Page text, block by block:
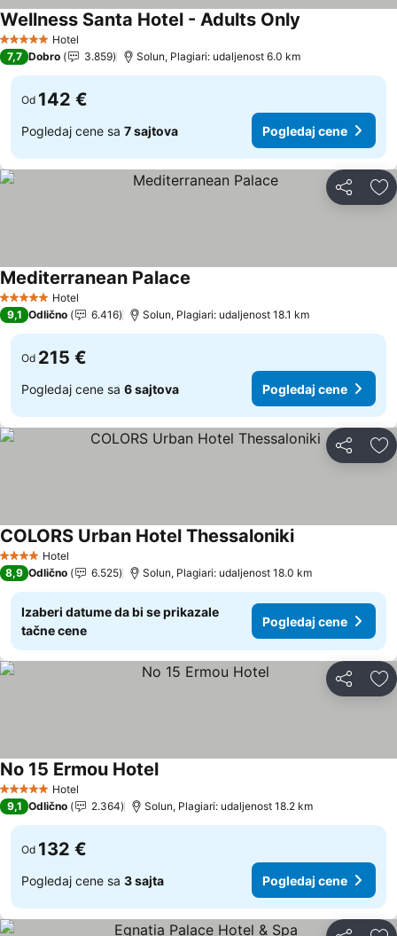
5 ZvezdiceHotel
Wellness Santa Hotel - Adults Only
7,7 Dobro 3.859 Solun, Plagiari: udaljenost 6.0 km
Od 142 €
Pogledaj cene sa 7 sajtova Pogledaj cene
Deli
5 ZvezdiceHotel
Mediterranean Palace
9,1 Odlično 6.416 Solun, Plagiari: udaljenost 18.1 km
Od 215 €
Pogledaj cene sa 6 sajtova Pogledaj cene
Deli
4 ZvezdiceHotel
COLORS Urban Hotel Thessaloniki
8,9 Odlično 6.525 Solun, Plagiari: udaljenost 18.0 km
Izaberi datume da bi se prikazale
tačne cene
Pogledaj cene
Deli
5 ZvezdiceHotel
No 15 Ermou Hotel
9,1 Odlično 2.364 Solun, Plagiari: udaljenost 18.2 km
Od 132 €
Pogledaj cene sa 3 sajta Pogledaj cene